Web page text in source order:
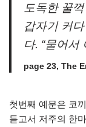
도독한 꿀
갑자기 커
다. “물어서
page 23, The
첫번째 예문은 코
듣고서 저주의 한